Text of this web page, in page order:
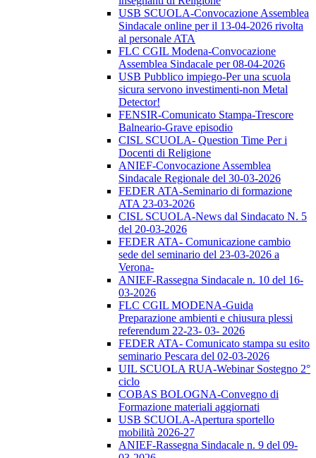
USB SCUOLA-Convocazione Assemblea
Sindacale online per il 13-04-2026 rivolta
al personale ATA
FLC CGIL Modena-Convocazione
Assemblea Sindacale per 08-04-2026
USB Pubblico impiego-Per una scuola
sicura servono investimenti-non Metal
Detector!
FENSIR-Comunicato Stampa-Trescore
Balneario-Grave episodio
CISL SCUOLA- Question Time Per i
Docenti di Religione
ANIEF-Convocazione Assemblea
Sindacale Regionale del 30-03-2026
FEDER ATA-Seminario di formazione
ATA 23-03-2026
CISL SCUOLA-News dal Sindacato N. 5
del 20-03-2026
FEDER ATA- Comunicazione cambio
sede del seminario del 23-03-2026 a
Verona-
ANIEF-Rassegna Sindacale n. 10 del 16-
03-2026
FLC CGIL MODENA-Guida
Preparazione ambienti e chiusura plessi
referendum 22-23- 03- 2026
FEDER ATA- Comunicato stampa su esito
seminario Pescara del 02-03-2026
UIL SCUOLA RUA-Webinar Sostegno 2°
ciclo
COBAS BOLOGNA-Convegno di
Formazione materiali aggiornati
USB SCUOLA-Apertura sportello
mobilità 2026-27
ANIEF-Rassegna Sindacale n. 9 del 09-